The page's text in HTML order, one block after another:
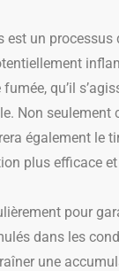
est un processus
qu’il
Non seulement
également le
plus efficace
pour
dans les
une